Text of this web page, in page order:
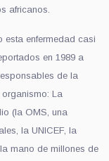
africanos.
enfermedad casi
en 1989 a
de la
La
(la OMS, una
la UNICEF, la
mano de millones de